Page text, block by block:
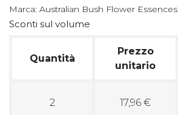
Marca: Australian Bush Flower Essences
Sconti sul volume
Quantità
Prezzo
unitario
2 17,96 €